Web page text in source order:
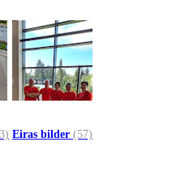
Eiras bilder (57)